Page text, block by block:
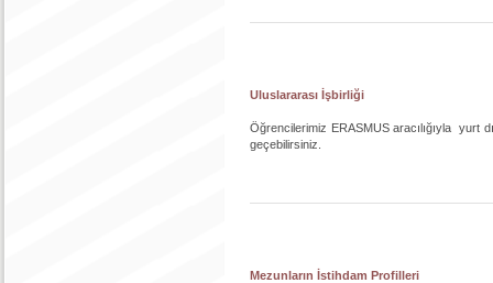
Uluslararası İşbirliği
Öğrencilerimiz ERASMUS aracılığıyla yurt
geçebilirsiniz.
Mezunların İstihdam Profilleri